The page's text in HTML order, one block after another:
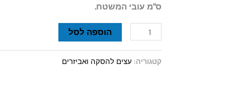
ס"מ עובי המשטח.
הוספה לסל
קטגוריה: עצים להסקה ואביזרים